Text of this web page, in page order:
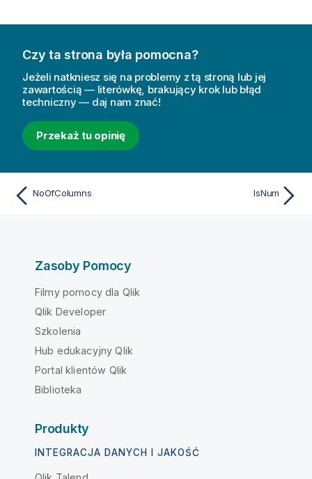
Czy ta strona była pomocna?
Jeżeli natkniesz się na problemy z tą stroną lub jej
zawartością — literówkę, brakujący krok lub błąd
techniczny — daj nam znać!
Przekaż tu opinię
NoOfColumns IsNum
Zasoby Pomocy
Filmy pomocy dla Qlik
Qlik Developer
Szkolenia
Hub edukacyjny Qlik
Portal klientów Qlik
Biblioteka
Produkty
INTEGRACJA DANYCH I JAKOŚĆ